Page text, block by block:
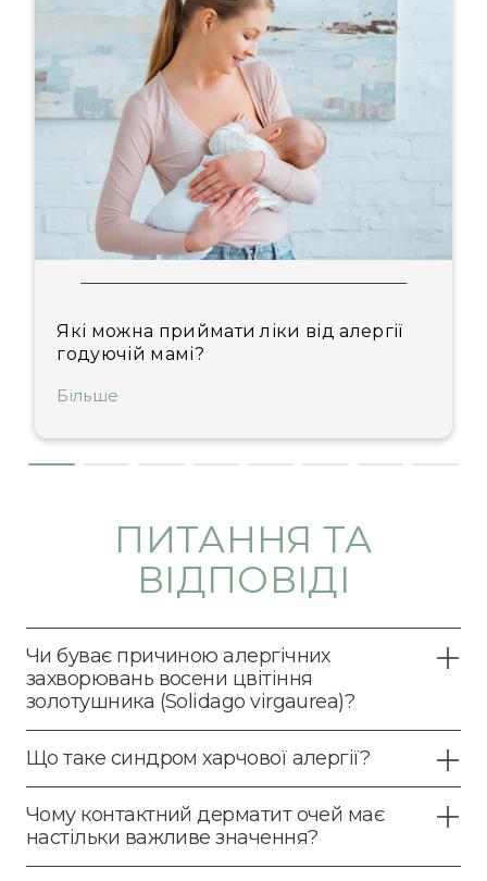
Які можна приймати ліки від алергії
годуючій мамі?
Більше
ПИТАННЯ ТА
ВІДПОВІДІ
Чи буває причиною алергічних
захворювань восени цвітіння
золотушника (Solidago virgaurea)?
Що таке синдром харчової алергії?
Чому контактний дерматит очей має
настільки важливе значення?